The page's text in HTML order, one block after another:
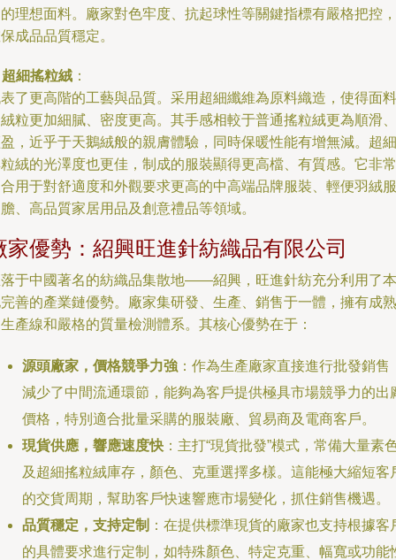
理想面料。廠家對色牢度、抗起球性等關鍵指標有嚴格把控，
成品品質穩定。
超細搖粒絨 ：
了更高階的工藝與品質。采用超細纖維為原料織造，使得面料
粒更加細膩、密度更高。其手感相較于普通搖粒絨更為順滑、
，近乎于天鵝絨般的親膚體驗，同時保暖性能有增無減。超細
絨的光澤度也更佳，制成的服裝顯得更高檔、有質感。它非常
用于對舒適度和外觀要求更高的中高端品牌服裝、輕便羽絨服
、高品質家居用品及創意禮品等領域。
家優勢：紹興旺進針紡織品有限公司
于中國著名的紡織品集散地——紹興，旺進針紡充分利用了本
善的產業鏈優勢。廠家集研發、生產、銷售于一體，擁有成熟
產線和嚴格的質量檢測體系。其核心優勢在于：
源頭廠家，價格競爭力強 ：作為生產廠家直接進行批發銷售
減少了中間流通環節，能夠為客戶提供極具市場競爭力的出
價格，特別適合批量采購的服裝廠、貿易商及電商客戶。
現貨供應，響應速度快 ：主打“現貨批發”模式，常備大量素
及超細搖粒絨庫存，顏色、克重選擇多樣。這能極大縮短客
的交貨周期，幫助客戶快速響應市場變化，抓住銷售機遇。
品質穩定，支持定制 ：在提供標準現貨的廠家也支持根據客
的具體要求進行定制，如特殊顏色、特定克重、幅寬或功能